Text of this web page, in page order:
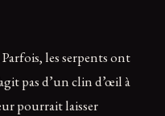
les serpents ont
pas d’un clin d’œil à
pourrait laisser